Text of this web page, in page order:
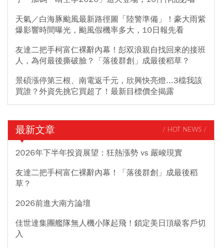
天氣／白海豚颱風最新路徑圖「陸警準備」！豪大雨紫
爆影響時間曝光，颱風假機率多大，10日報先看
友達二把手柯富仁裸辭內幕！彭双浪親自找回來的接班
人，為何最後撕破臉？「落後群創」成最後稻草？
景碩漲停第三根、南電返千元，欣興快亮燈...3檔我該
買誰？外資先挑它買超了！最新目標價全揭露
最新文章 / HOT NEWS /
2026年下半年投資展望：狂熱漲勢 vs 嚴峻現實
友達二把手柯富仁裸辭內幕！「落後群創」成最後稻
草？
2026前進大南方論壇
佳世達集團艦隊無人機小隊起飛！鎖定美日頂級客戶切
入